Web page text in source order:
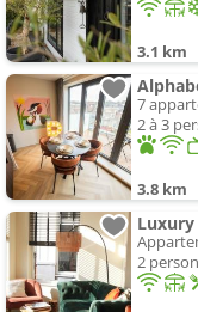
3.1 km
7
2 à 3
3.8 km
2